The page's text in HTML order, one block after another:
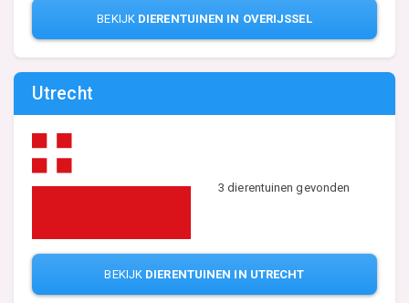
BEKIJK DIERENTUINEN IN OVERIJSSEL
Utrecht
3 dierentuinen gevonden
BEKIJK DIERENTUINEN IN UTRECHT